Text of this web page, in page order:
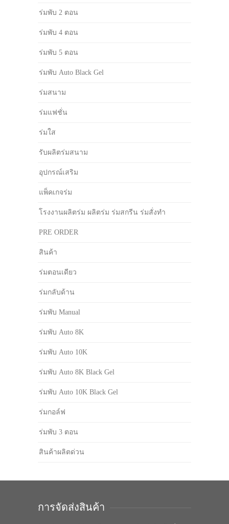
ร่มพับ 2 ตอน
ร่มพับ 4 ตอน
ร่มพับ 5 ตอน
ร่มพับ Auto Black Gel
ร่มสนาม
ร่มแฟชั่น
ร่มใส
รับผลิตร่มสนาม
อุปกรณ์เสริม
แพ็คเกจร่ม
โรงงานผลิตร่ม ผลิตร่ม ร่มสกรีน ร่มสั่งทำ
PRE ORDER
สินค้า
ร่มตอนเดียว
ร่มกลับด้าน
ร่มพับ Manual
ร่มพับ Auto 8K
ร่มพับ Auto 10K
ร่มพับ Auto 8K Black Gel
ร่มพับ Auto 10K Black Gel
ร่มกอล์ฟ
ร่มพับ 3 ตอน
สินค้าผลิตด่วน
การจัดส่งสินค้า